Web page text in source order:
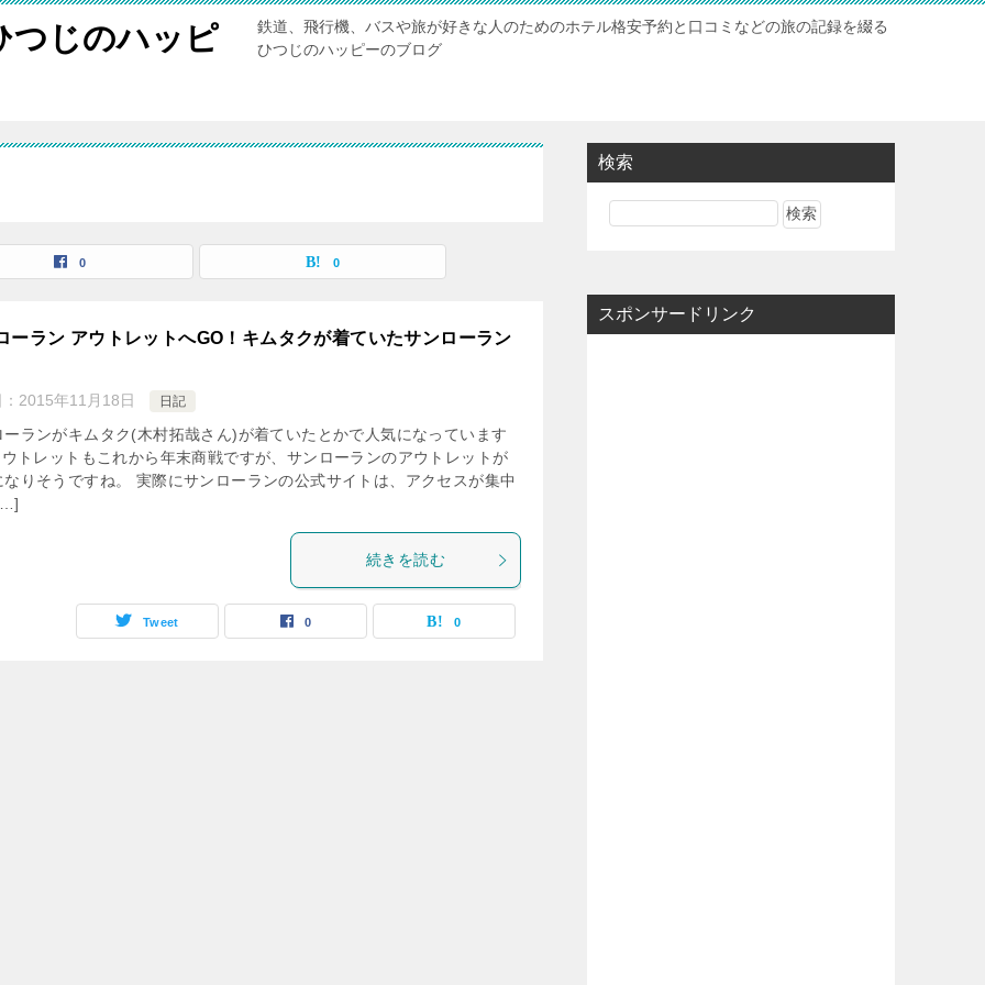
つじのハッピ
鉄道、飛行機、バスや旅が好きな人のためのホテル格安予約と口コミなどの旅の記録を綴る
ひつじのハッピーのブログ
0 0
ーラン アウトレットへGO！キムタクが着ていたサンローラン
2015年11月18日 日記
ーランがキムタク(木村拓哉さん)が着ていたとかで人気になっています
トレットもこれから年末商戦ですが、サンローランのアウトレットが
なりそうですね。 実際にサンローランの公式サイトは、アクセスが集中
続きを読む
Tweet 0 0
検索
スポンサードリンク